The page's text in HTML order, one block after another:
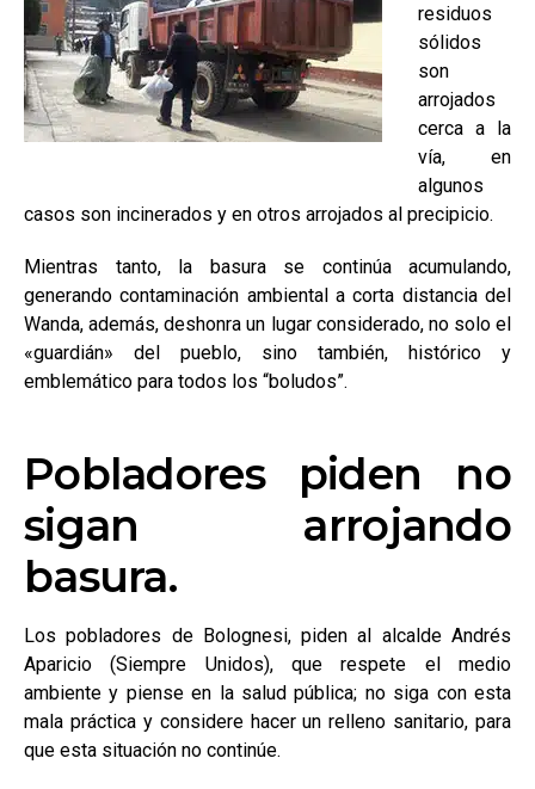
residuos
sólidos
son
arrojados
cerca a la
vía, en
algunos
casos son incinerados y en otros arrojados al precipicio.
Mientras tanto, la basura se continúa acumulando,
generando contaminación ambiental a corta distancia del
Wanda, además, deshonra un lugar considerado, no solo el
«guardián» del pueblo, sino también, histórico y
emblemático para todos los “boludos”.
Pobladores piden no
sigan arrojando
basura.
Los pobladores de Bolognesi, piden al alcalde Andrés
Aparicio (Siempre Unidos), que respete el medio
ambiente y piense en la salud pública; no siga con esta
mala práctica y considere hacer un relleno sanitario, para
que esta situación no continúe.